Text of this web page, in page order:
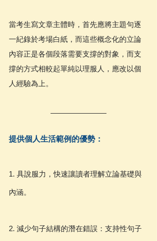
當考生寫文章主體時，首先應將主題句逐
一紀錄於考場白紙，而這些概念化的立論
內容正是各個段落需要支撐的對象，而支
撐的方式相較起單純以理服人，應改以個
人經驗為上。
提供個人生活範例的優勢：
1. 具說服力，快速讓讀者理解立論基礎與
內涵。
2. 減少句子結構的潛在錯誤：支持性句子